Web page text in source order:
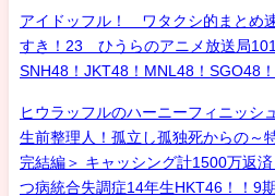
アイドッフル！ ワタクシ的まとめ
すき！23 ひうらのアニメ放送局
SNH48！JKT48！MNL48！SGO48
ヒウラッフルのハーニーフィニッシ
生前整理人！孤立し孤独死からの～
完結編＞ キャッシング計1500万返
つ病統合失調症14年生HKT46！！9